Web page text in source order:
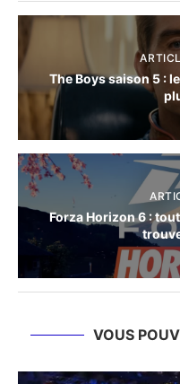
The Boys saison 5 :
Forza Horizon 6 :
VOUS